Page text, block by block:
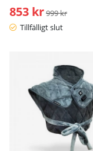
853 kr Ordinarie pris:
999 kr
Tillfälligt slut